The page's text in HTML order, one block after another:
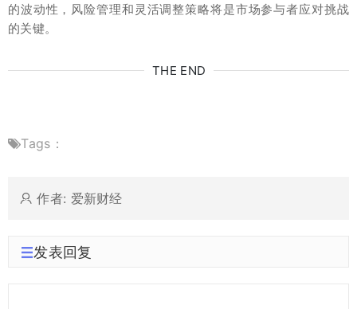
的波动性，风险管理和灵活调整策略将是市场参与者应对挑战
的关键。
THE END
Tags：
作者: 爱新财经
发表回复